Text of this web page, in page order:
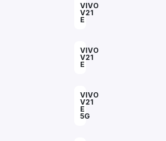
VIVO
V21
E
VIVO
V21
E
VIVO
V21
E
5G